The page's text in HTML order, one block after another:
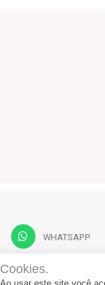
WHATSAPP
Cookies.